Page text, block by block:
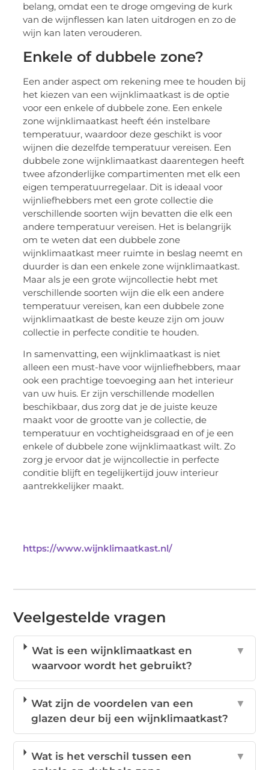
belang, omdat een te droge omgeving de kurk
van de wijnflessen kan laten uitdrogen en zo de
wijn kan laten verouderen.
Enkele of dubbele zone?
Een ander aspect om rekening mee te houden bij
het kiezen van een wijnklimaatkast is de optie
voor een enkele of dubbele zone. Een enkele
zone wijnklimaatkast heeft één instelbare
temperatuur, waardoor deze geschikt is voor
wijnen die dezelfde temperatuur vereisen. Een
dubbele zone wijnklimaatkast daarentegen heeft
twee afzonderlijke compartimenten met elk een
eigen temperatuurregelaar. Dit is ideaal voor
wijnliefhebbers met een grote collectie die
verschillende soorten wijn bevatten die elk een
andere temperatuur vereisen. Het is belangrijk
om te weten dat een dubbele zone
wijnklimaatkast meer ruimte in beslag neemt en
duurder is dan een enkele zone wijnklimaatkast.
Maar als je een grote wijncollectie hebt met
verschillende soorten wijn die elk een andere
temperatuur vereisen, kan een dubbele zone
wijnklimaatkast de beste keuze zijn om jouw
collectie in perfecte conditie te houden.
In samenvatting, een wijnklimaatkast is niet
alleen een must-have voor wijnliefhebbers, maar
ook een prachtige toevoeging aan het interieur
van uw huis. Er zijn verschillende modellen
beschikbaar, dus zorg dat je de juiste keuze
maakt voor de grootte van je collectie, de
temperatuur en vochtigheidsgraad en of je een
enkele of dubbele zone wijnklimaatkast wilt. Zo
zorg je ervoor dat je wijncollectie in perfecte
conditie blijft en tegelijkertijd jouw interieur
aantrekkelijker maakt.
https://www.wijnklimaatkast.nl/
Veelgestelde vragen
Wat is een wijnklimaatkast en
waarvoor wordt het gebruikt?
▼
Wat zijn de voordelen van een
glazen deur bij een wijnklimaatkast?
▼
Wat is het verschil tussen een
▼